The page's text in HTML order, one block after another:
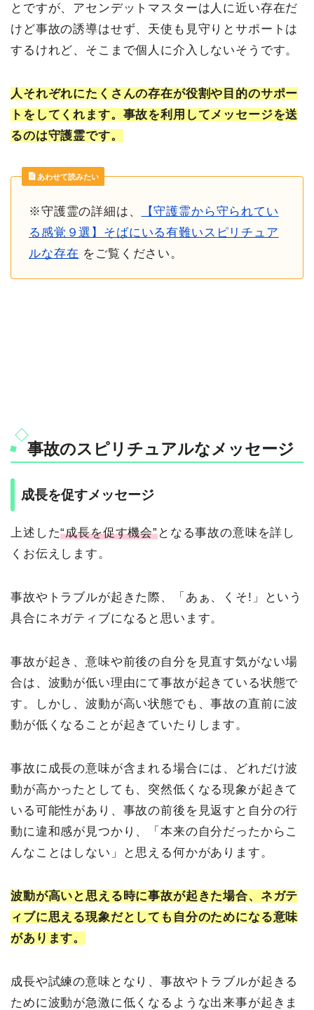
とですが、アセンデットマスターは人に近い存在だ
けど事故の誘導はせず、天使も見守りとサポートは
するけれど、そこまで個人に介入しないそうです。
人それぞれにたくさんの存在が役割や目的のサポー
トをしてくれます。事故を利用してメッセージを送
るのは守護霊です。
あわせて読みたい
※守護霊の詳細は、
【守護霊から守られてい
る感覚９選】そばにいる有難いスピリチュア
ルな存在 をご覧ください。
事故のスピリチュアルなメッセージ
成長を促すメッセージ
上述した“成長を促す機会”となる事故の意味を詳し
くお伝えします。
事故やトラブルが起きた際、「あぁ、くそ!」という
具合にネガティブになると思います。
事故が起き、意味や前後の自分を見直す気がない場
合は、波動が低い理由にて事故が起きている状態で
す。しかし、波動が高い状態でも、事故の直前に波
動が低くなることが起きていたりします。
事故に成長の意味が含まれる場合には、どれだけ波
動が高かったとしても、突然低くなる現象が起きて
いる可能性があり、事故の前後を見返すと自分の行
動に違和感が見つかり、「本来の自分だったからこ
んなことはしない」と思える何かがあります。
波動が高いと思える時に事故が起きた場合、ネガテ
ィブに思える現象だとしても自分のためになる意味
があります。
成長や試練の意味となり、事故やトラブルが起きる
ために波動が急激に低くなるような出来事が起きま